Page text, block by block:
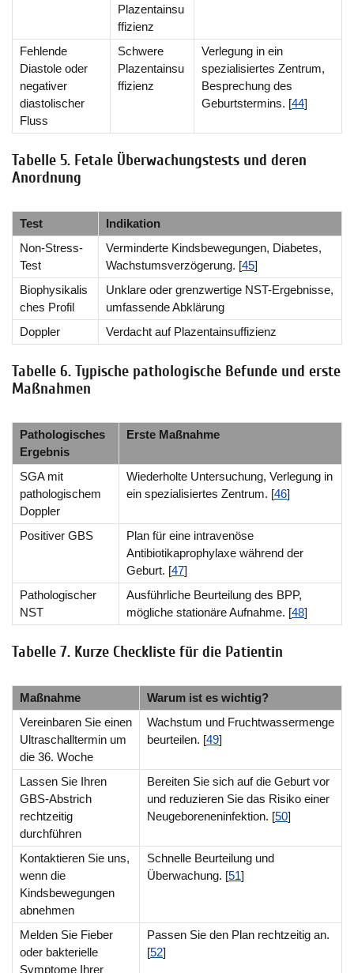
Plazentainsu
ffizienz
Fehlende
Diastole oder
negativer
diastolischer
Fluss
Schwere
Plazentainsu
ffizienz
Verlegung in ein
spezialisiertes Zentrum,
Besprechung des
Geburtstermins. [44]
Tabelle 5. Fetale Überwachungstests und deren
Anordnung
Test
Indikation
Non-Stress-
Test
Verminderte Kindsbewegungen, Diabetes,
Wachstumsverzögerung. [45]
Biophysikalis
ches Profil
Unklare oder grenzwertige NST-Ergebnisse,
umfassende Abklärung
Doppler
Verdacht auf Plazentainsuffizienz
Tabelle 6. Typische pathologische Befunde und erste
Maßnahmen
Pathologisches
Ergebnis
Erste Maßnahme
SGA mit
pathologischem
Doppler
Wiederholte Untersuchung, Verlegung in
ein spezialisiertes Zentrum. [46]
Positiver GBS
Plan für eine intravenöse
Antibiotikaprophylaxe während der
Geburt. [47]
Pathologischer
NST
Ausführliche Beurteilung des BPP,
mögliche stationäre Aufnahme. [48]
Tabelle 7. Kurze Checkliste für die Patientin
Maßnahme
Warum ist es wichtig?
Vereinbaren Sie einen
Ultraschalltermin um
die 36. Woche
Wachstum und Fruchtwassermenge
beurteilen. [49]
Lassen Sie Ihren
GBS-Abstrich
rechtzeitig
durchführen
Bereiten Sie sich auf die Geburt vor
und reduzieren Sie das Risiko einer
Neugeboreneninfektion. [50]
Kontaktieren Sie uns,
wenn die
Kindsbewegungen
abnehmen
Schnelle Beurteilung und
Überwachung. [51]
Melden Sie Fieber
oder bakterielle
Symptome Ihrer
Passen Sie den Plan rechtzeitig an.
[52]